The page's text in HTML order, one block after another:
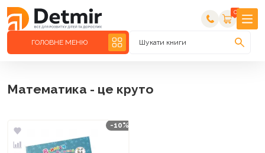
0
ГОЛОВНЕ МЕНЮ Шукати книги
Математика - це круто
-10%